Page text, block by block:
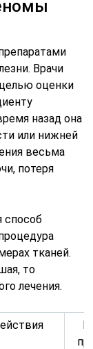
Врачи
оценки
назад она
или нижней
весьма
потеря
способ
тканей.
то
лечения.